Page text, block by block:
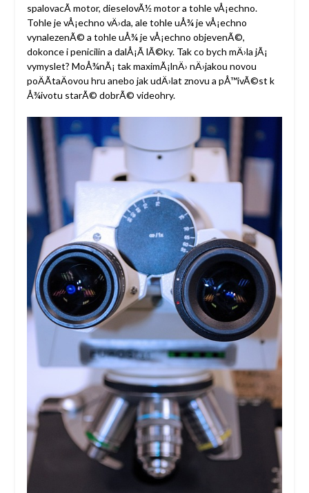
spalovacÃ­ motor, dieselovÃ½ motor a tohle vÅ¡echno.
Tohle je vÅ¡echno vÄ›da, ale tohle uÅ¾ je vÅ¡echno
vynalezenÃ© a tohle uÅ¾ je vÅ¡echno objevenÃ©,
dokonce i penicilin a dalÅ¡Ã­ lÃ©ky. Tak co bych mÄ›la jÃ¡
vymyslet? MoÅ¾nÃ¡ tak maximÃ¡lnÄ› nÄ›jakou novou
poÄÃ­taÄovou hru anebo jak udÄ›lat znovu a pÅ™ivÃ©st k
Å¾ivotu starÃ© dobrÃ© videohry.